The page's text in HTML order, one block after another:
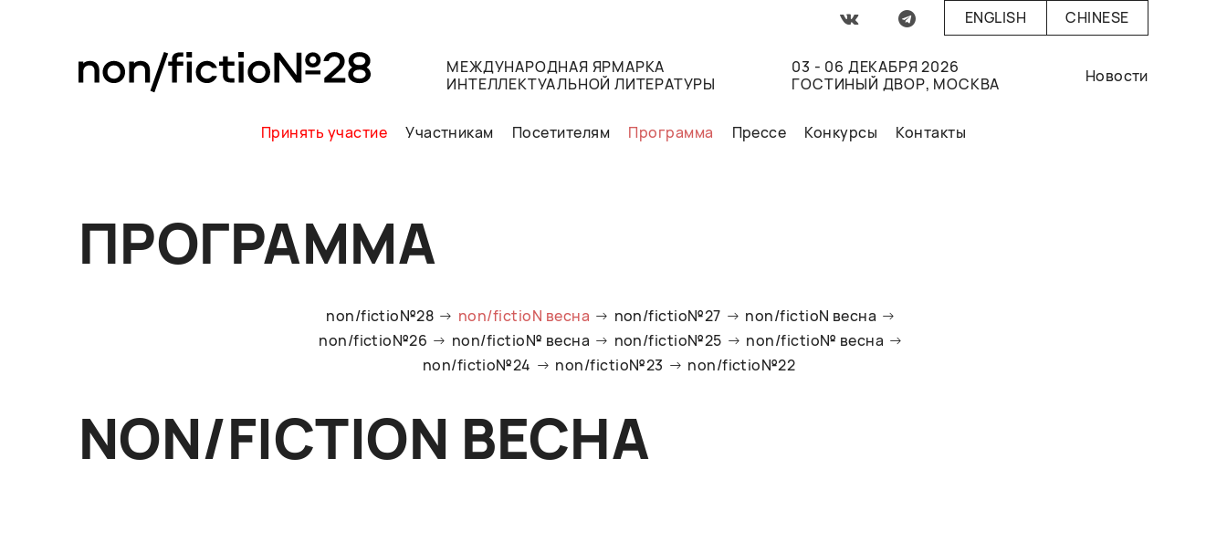
ENGLISH CHINESE
МЕЖДУНАРОДНАЯ ЯРМАРКА
ИНТЕЛЛЕКТУАЛЬНОЙ ЛИТЕРАТУРЫ
03 - 06 ДЕКАБРЯ 2026
ГОСТИНЫЙ ДВОР, МОСКВА
Новости
Принять участие Участникам Посетителям Программа Прессе Конкурсы Контакты
ПРОГРАММА
non/fictio№28 non/fictioN весна non/fictio№27
non/fictioN весна
non/fictio№26
non/fictio№ весна non/fictio№25
non/fictio№ весна
non/fictio№24
non/fictio№23 non/fictio№22
NON/FICTION ВЕСНА